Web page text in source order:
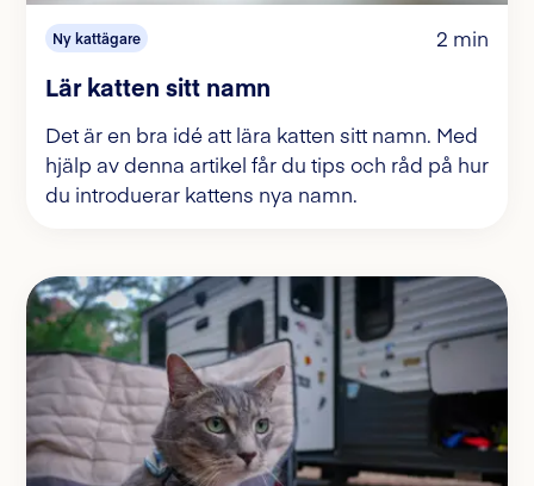
Ny kattägare 2 min
Lär katten sitt namn
Det är en bra idé att lära katten sitt namn. Med
hjälp av denna artikel får du tips och råd på hur
du introduerar kattens nya namn.